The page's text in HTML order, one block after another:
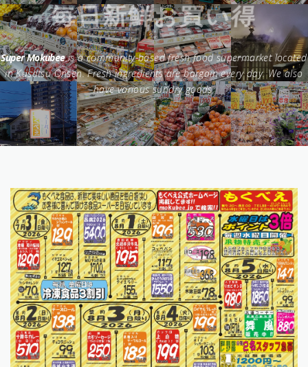
毎日新鮮お買い得
Super Mokubeeis a community-based fresh food supermarket located
in Kusatsu Onsen. Fresh ingredients are bargain every day. We also
have various sundry goods.